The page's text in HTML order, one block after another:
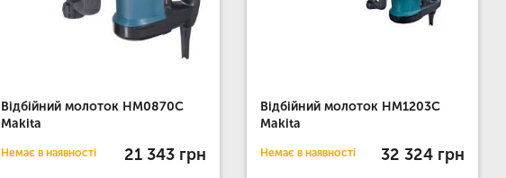
Відбійний молоток HM0870C
Makita
Немає в наявності 21 343 грн
Відбійний молоток HM1203C
Makita
Немає в наявності 32 324 грн